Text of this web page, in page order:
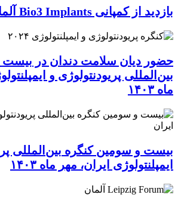
بازدید از کمپانی Bio3 Implants آلمان، مهر ماه ۱۴۰۳
حضور دیان سلامت دندان در
بین‌المللی پریودنتولوژی و
ماه ۱۴۰۳
بیست و سومین کنگره بین‌المللی
ایمپلنتولوژی ایران، مهر ماه ۱۴۰۳